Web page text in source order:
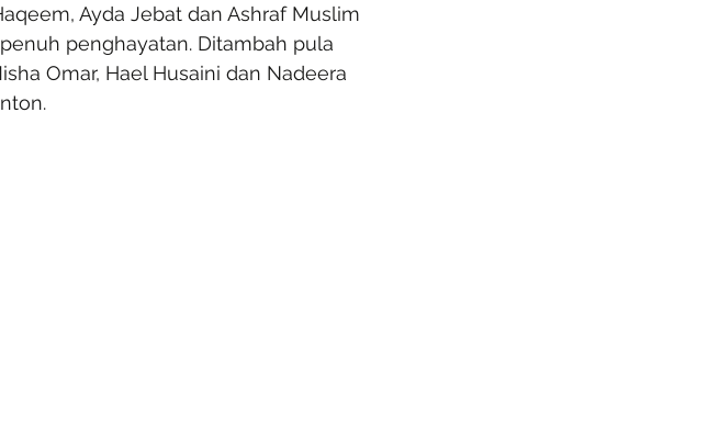
Ayda Jebat dan Ashraf Muslim
penghayatan. Ditambah pula
Omar, Hael Husaini dan Nadeera